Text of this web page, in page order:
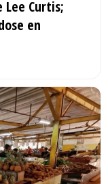
Lee Curtis;
en